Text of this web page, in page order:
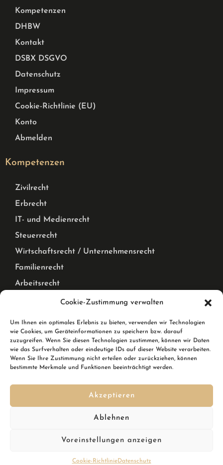
Cookie-Zustimmung verwalten
Um Ihnen ein optimales Erlebnis zu bieten, verwenden wir Technologien
wie Cookies, um Geräteinformationen zu speichern bzw. darauf
zuzugreifen. Wenn Sie diesen Technologien zustimmen, können wir Daten
wie das Surfverhalten oder eindeutige IDs auf dieser Website verarbeiten.
Wenn Sie Ihre Zustimmung nicht erteilen oder zurückziehen, können
bestimmte Merkmale und Funktionen beeinträchtigt werden.
Akzeptieren
Ablehnen
Voreinstellungen anzeigen
Cookie-RichtlinieDatenschutz
Kompetenzen
DHBW
Kontakt
DSBX DSGVO
Datenschutz
Impressum
Cookie-Richtlinie (EU)
Konto
Abmelden
Kompetenzen
Zivilrecht
Erbrecht
IT- und Medienrecht
Steuerrecht
Wirtschaftsrecht / Unternehmensrecht
Familienrecht
Arbeitsrecht
Mietrecht Privat und Gewerblich, WEG Recht
Karlsruhe & Rheinstetten
Wir sind Ihre Rechtsanwälte in Karlsruhe und in
Breslauer Straße 10.
Kennen Sie schon denDSGVO Ninja? Ihre Softwarelösung,
um im Handumdrehen die DSGVO zu erfüllen inkl.